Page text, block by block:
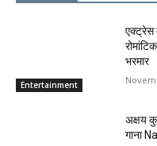
Entertainment
एक्ट्रेस
भरमार
अक्षय
गाना